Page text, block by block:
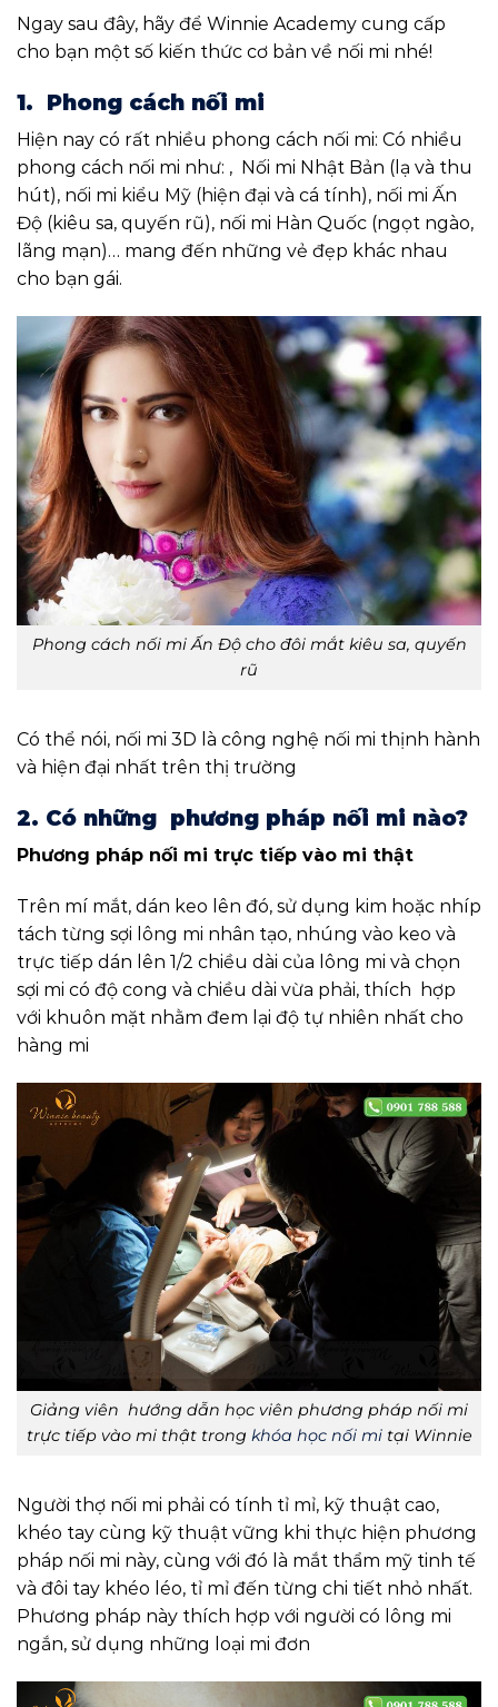
Ngay sau đây, hãy để Winnie Academy cung cấp
cho bạn một số kiến thức cơ bản về nối mi nhé!
1. Phong cách nối mi
Hiện nay có rất nhiều phong cách nối mi: Có nhiều
phong cách nối mi như: , Nối mi Nhật Bản (lạ và thu
hút), nối mi kiểu Mỹ (hiện đại và cá tính), nối mi Ấn
Độ (kiêu sa, quyến rũ), nối mi Hàn Quốc (ngọt ngào,
lãng mạn)… mang đến những vẻ đẹp khác nhau
cho bạn gái.
Phong cách nối mi Ấn Độ cho đôi mắt kiêu sa, quyến
rũ
Có thể nói, nối mi 3D là công nghệ nối mi thịnh hành
và hiện đại nhất trên thị trường
2. Có những phương pháp nối mi nào?
Phương pháp nối mi trực tiếp vào mi thật
Trên mí mắt, dán keo lên đó, sử dụng kim hoặc nhíp
tách từng sợi lông mi nhân tạo, nhúng vào keo và
trực tiếp dán lên 1/2 chiều dài của lông mi và chọn
sợi mi có độ cong và chiều dài vừa phải, thích hợp
với khuôn mặt nhằm đem lại độ tự nhiên nhất cho
hàng mi
Giảng viên hướng dẫn học viên phương pháp nối mi
trực tiếp vào mi thật trong khóa học nối mi tại Winnie
Người thợ nối mi phải có tính tỉ mỉ, kỹ thuật cao,
khéo tay cùng kỹ thuật vững khi thực hiện phương
pháp nối mi này, cùng với đó là mắt thẩm mỹ tinh tế
và đôi tay khéo léo, tỉ mỉ đến từng chi tiết nhỏ nhất.
Phương pháp này thích hợp với người có lông mi
ngắn, sử dụng những loại mi đơn